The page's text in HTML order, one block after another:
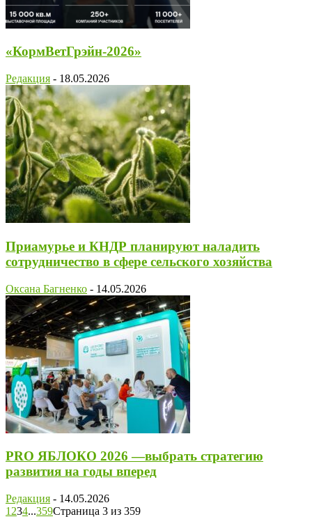
«КормВетГрэйн-2026»
Редакция - 18.05.2026
Приамурье и КНДР планируют наладить
сотрудничество в сфере сельского хозяйства
Оксана Багненко - 14.05.2026
PRO ЯБЛОКО 2026 —выбрать стратегию
развития на годы вперед
Редакция - 14.05.2026
1 234...359Страница 3 из 359